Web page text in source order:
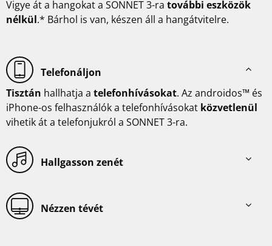
Vigye át a hangokat a SONNET 3-ra további eszközök
nélkül.* Bárhol is van, készen áll a hangátvitelre.
Telefonáljon
Tisztán hallhatja a telefonhívásokat. Az androidos™ és
iPhone-os felhasználók a telefonhívásokat közvetlenül
vihetik át a telefonjukról a SONNET 3-ra.
Hallgasson zenét
Nézzen tévét